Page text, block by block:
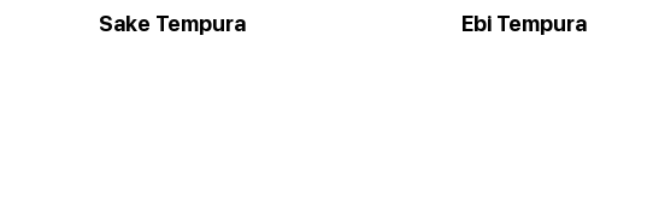
Sake Tempura Ebi Tempura